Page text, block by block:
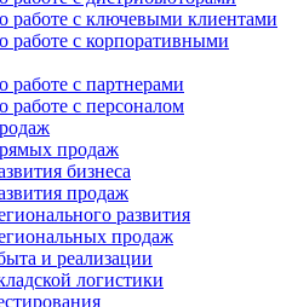
работе с ключевыми клиентами
работе с корпоративными
работе с партнерами
работе с персоналом
продаж
бизнеса
продаж
развития
продаж
и реализации
логистики